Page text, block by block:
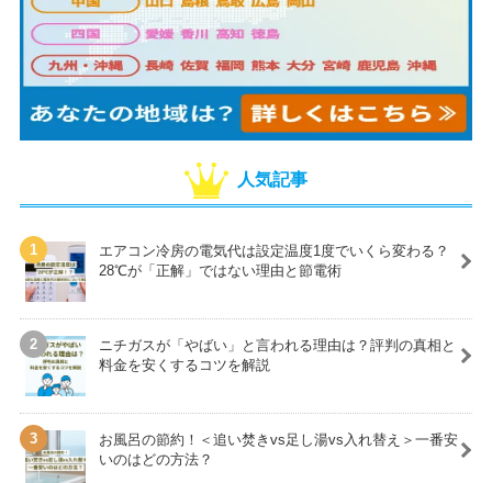
人気記事
エアコン冷房の電気代は設定温度1度でいくら変わる？
28℃が「正解」ではない理由と節電術
ニチガスが「やばい」と言われる理由は？評判の真相と
料金を安くするコツを解説
お風呂の節約！＜追い焚きvs足し湯vs入れ替え＞一番安
いのはどの方法？